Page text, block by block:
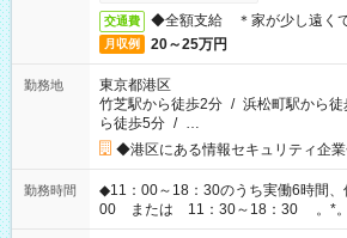
交通費 ◆全額支給 ＊家が少し遠くて
月収例 20～25万円
勤務地
東京都港区
竹芝駅から徒歩2分 / 浜松町駅から徒
ら徒歩5分 / …
◆港区にある情報セキュリティ企業
勤務時間
◆11：00～18：30のうち実働6時間
00 または 11：30～18：30 。*。ブランクOK！。*。 例え
ば前職が、 在宅/財団法人/事務/コー